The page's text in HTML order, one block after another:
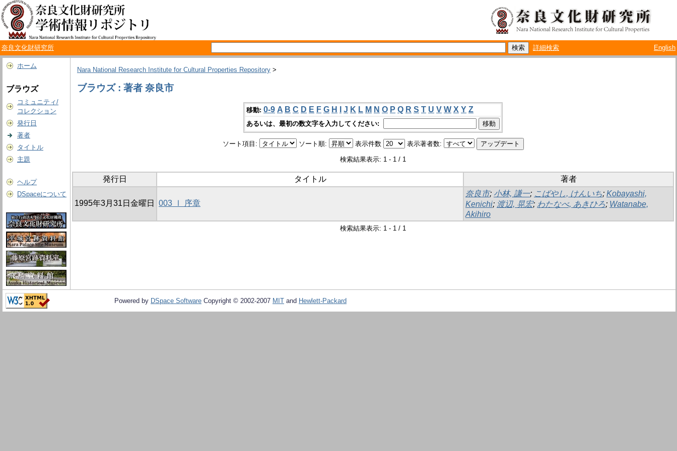
奈良文化財研究所 詳細検索 English
ホーム
ブラウズ
コミュニティ/
コレクション
発行日
著者
タイトル
主題
ヘルプ
DSpaceについて
Nara National Research Institute for Cultural Properties Repository >
ブラウズ : 著者 奈良市
移動: 0-9 A B C D E F G H J K L M N O P Q R S T U V W X Y Z
あるいは、最初の数文字を入力してください:
ソート項目: ソート順: 表示件数 表示著者数:
検索結果表示: 1 - 1 / 1
発行日 タイトル 著者
1995年3月31日金曜日 003 Ⅰ 序章
奈良市; 小林, 謙一; こばやし, けんいち; Kobayashi,
Kenichi; 渡辺, 晃宏; わたなべ, あきひろ; Watanabe,
Akihiro
検索結果表示: 1 - 1 / 1
Powered by DSpace Software Copyright © 2002-2007 MIT and Hewlett-Packard